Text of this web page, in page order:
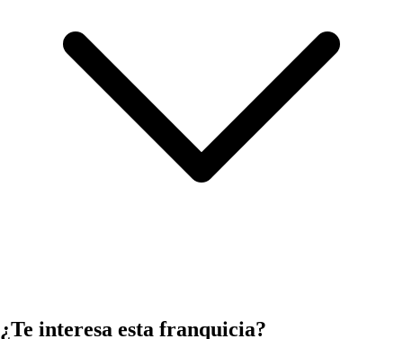
¿Te interesa esta franquicia?